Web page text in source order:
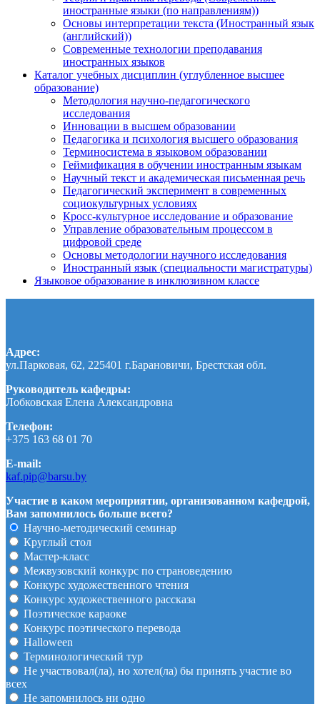
иностранные языки (по направлениям))
Основы интерпретации текста (Иностранный язык
(английский))
Современные технологии преподавания
иностранных языков
Каталог учебных дисциплин (углубленное высшее
образование)
Методология научно-педагогического
исследования
Инновации в высшем образовании
Педагогика и психология высшего образования
Терминосистема в языковом образовании
Геймификация в обучении иностранным языкам
Научный текст и академическая письменная речь
Педагогический эксперимент в современных
социокультурных условиях
Кросс-культурное исследование и образование
Управление образовательным процессом в
цифровой среде
Основы методологии научного исследования
Иностранный язык (специальности магистратуры)
Языковое образование в инклюзивном классе
Адрес:
ул.Парковая, 62, 225401 г.Барановичи, Брестская обл.
Руководитель кафедры:
Лобковская Елена Александровна
Телефон:
+375 163 68 01 70
E-mail:
kaf.pip@barsu.by
Участие в каком мероприятии, организованном кафедрой,
Вам запомнилось больше всего?
Научно-методический семинар
Круглый стол
Мастер-класс
Межвузовский конкурс по страноведению
Конкурс художественного чтения
Конкурс художественного рассказа
Поэтическое караоке
Конкурс поэтического перевода
Halloween
Терминологический тур
Не участвовал(ла), но хотел(ла) бы принять участие во
всех
Не запомнилось ни одно